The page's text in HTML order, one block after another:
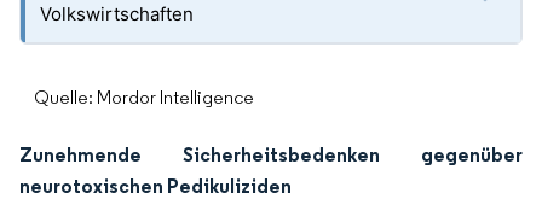
Volkswirtschaften
Quelle: Mordor Intelligence
Zunehmende Sicherheitsbedenken gegenüber
neurotoxischen Pedikuliziden